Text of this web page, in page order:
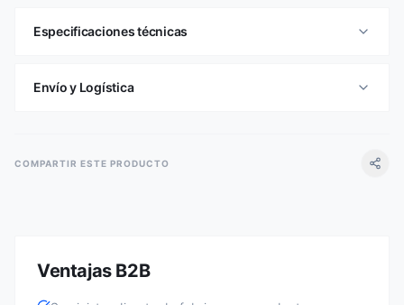
Especificaciones técnicas
Envío y Logística
COMPARTIR ESTE PRODUCTO
Ventajas B2B